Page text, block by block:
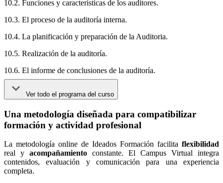
10.2. Funciones y características de los auditores.
10.3. El proceso de la auditoría interna.
10.4. La planificación y preparación de la Auditoria.
10.5. Realización de la auditoría.
10.6. El informe de conclusiones de la auditoría.
Ver todo el programa del curso
Una metodología diseñada para compatibilizar
formación y actividad profesional
La metodología online de Ideados Formación facilita flexibilidad
real y acompañamiento constante. El Campus Virtual integra
contenidos, evaluación y comunicación para una experiencia
completa.